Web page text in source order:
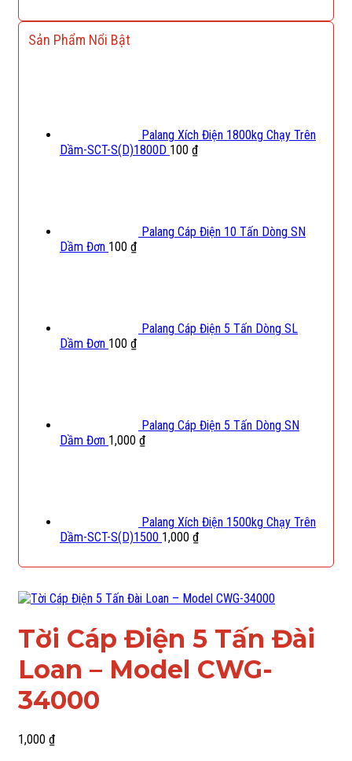
Sản Phẩm Nổi Bật
Palang Xích Điện 1800kg Chạy Trên
Dầm-SCT-S(D)1800D 100 ₫
Palang Cáp Điện 10 Tấn Dòng SN
Dầm Đơn 100 ₫
Palang Cáp Điện 5 Tấn Dòng SL
Dầm Đơn 100 ₫
Palang Cáp Điện 5 Tấn Dòng SN
Dầm Đơn 1,000 ₫
Palang Xích Điện 1500kg Chạy Trên
Dầm-SCT-S(D)1500 1,000 ₫
Tời Cáp Điện 5 Tấn Đài
Loan – Model CWG-
34000
1,000 ₫